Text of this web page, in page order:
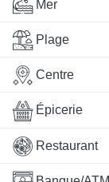
Mer
Plage
Centre
Épicerie
Restaurant